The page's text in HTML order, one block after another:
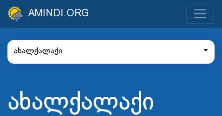
AMINDI.ORG
ახალქალაქი
ახალქალაქი